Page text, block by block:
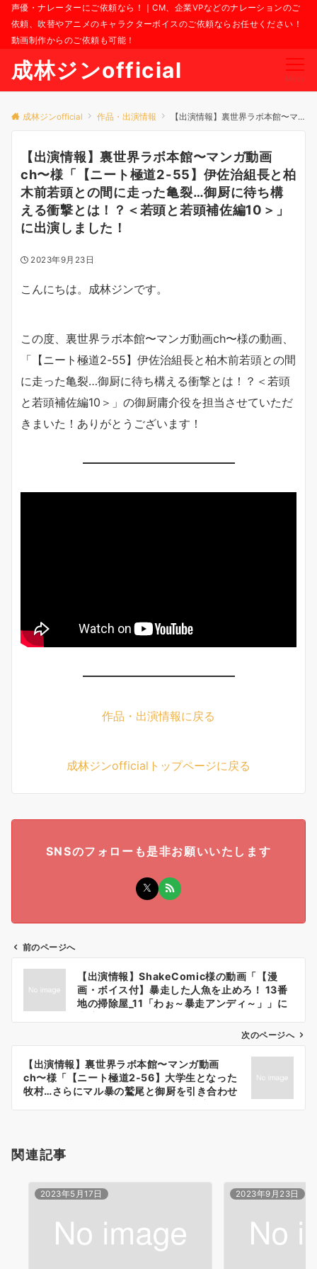
声優・ナレーターにご依頼なら！｜CM、企業VPなどのナレーションのご
依頼、吹替やアニメのキャラクターボイスのご依頼ならお任せください！
動画制作からのご依頼も可能！
成林ジンofficial Menu
成林ジンofficial 作品・出演情報 【出演情報】裏世界ラボ本館〜マンガ動画ch〜様「【ニート極道2-55】伊佐治組長と柏木前若頭との間に走った亀裂…御厨に待ち構える衝撃とは！？＜若頭と若頭補佐編10＞」に出演しました！
【出演情報】裏世界ラボ本館〜マンガ動画
ch〜様「【ニート極道2-55】伊佐治組長と柏
木前若頭との間に走った亀裂…御厨に待ち構
える衝撃とは！？＜若頭と若頭補佐編10＞」
に出演しました！
2023年9月23日
こんにちは。成林ジンです。
この度、裏世界ラボ本館〜マンガ動画ch〜様の動画、
「【ニート極道2-55】伊佐治組長と柏木前若頭との間
に走った亀裂…御厨に待ち構える衝撃とは！？＜若頭
と若頭補佐編10＞」の御厨庸介役を担当させていただ
きまいた！ありがとうございます！
作品・出演情報に戻る
成林ジンofficialトップページに戻る
SNSのフォローも是非お願いいたします
ビ
ン
前のページへ
【出演情報】ShakeComic様の動画「【漫
画・ボイス付】暴走した人魚を止めろ！ 13番
地の掃除屋_11「わぉ～暴走アンディ～」」に
次のページへ
【出演情報】裏世界ラボ本館〜マンガ動画
ch〜様「【ニート極道2-56】大学生となった
牧村…さらにマル暴の鷲尾と御厨を引き合わせ
関連記事
2023年5月17日 2023年9月23日